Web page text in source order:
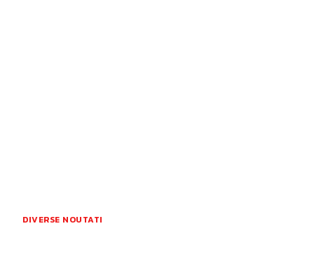
DIVERSE NOUTATI